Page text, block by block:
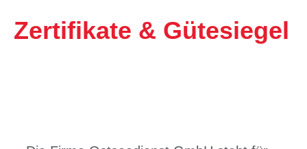
Zertifikate & Gütesiegel